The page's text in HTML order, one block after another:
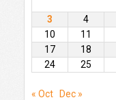
3
4
10
11
17
18
24
25
« Oct Dec »